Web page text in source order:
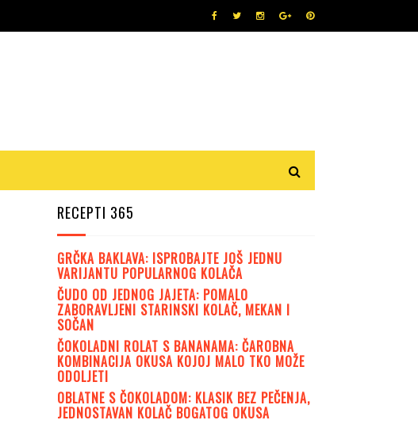
RECEPTI 365
GRČKA BAKLAVA: ISPROBAJTE JOŠ JEDNU
VARIJANTU POPULARNOG KOLAČA
ČUDO OD JEDNOG JAJETA: POMALO
ZABORAVLJENI STARINSKI KOLAČ, MEKAN I
SOČAN
ČOKOLADNI ROLAT S BANANAMA: ČAROBNA
KOMBINACIJA OKUSA KOJOJ MALO TKO MOŽE
ODOLJETI
OBLATNE S ČOKOLADOM: KLASIK BEZ PEČENJA,
JEDNOSTAVAN KOLAČ BOGATOG OKUSA